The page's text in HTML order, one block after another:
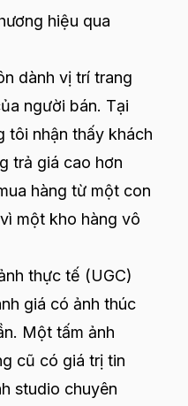
hiệu qua
dành vị trí trang
người bán. Tại
tôi nhận thấy khách
trả giá cao hơn
hàng từ một con
một kho hàng vô
thực tế (UGC)
giá có ảnh thúc
Một tấm ảnh
cũ có giá trị tin
studio chuyên